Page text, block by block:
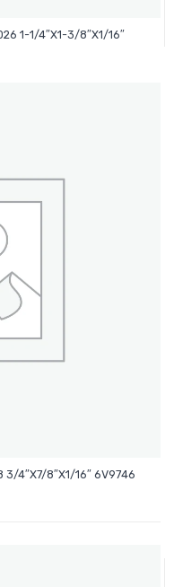
1-1/4″x1-3/8″x1/16″
3/4″x7/8″x1/16″ 6V9746